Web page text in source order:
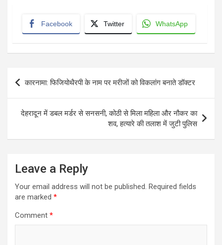
Facebook Twitter WhatsApp
Post
navigation
कारनामा: फिजियोथैरपी के नाम पर मरीजों को विकलांग बनाते डॉक्टर
देहरादून में डबल मर्डर से सनसनी, कोठी से मिला महिला और नौकर का
शव, हत्यारे की तलाश में जुटी पुलिस
Leave a Reply
Your email address will not be published. Required fields
are marked *
Comment *